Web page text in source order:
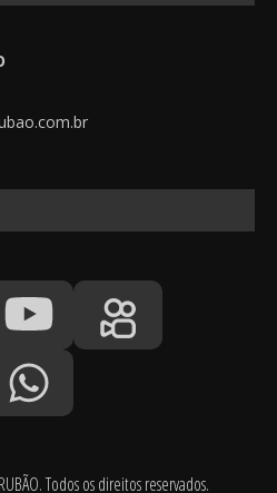
Todos os direitos reservados.